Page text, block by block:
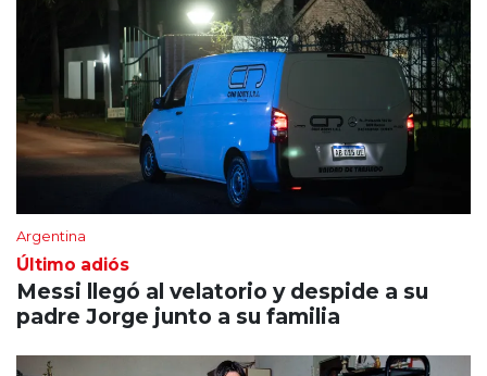
Argentina
Último adiós
Messi llegó al velatorio y despide a su
padre Jorge junto a su familia